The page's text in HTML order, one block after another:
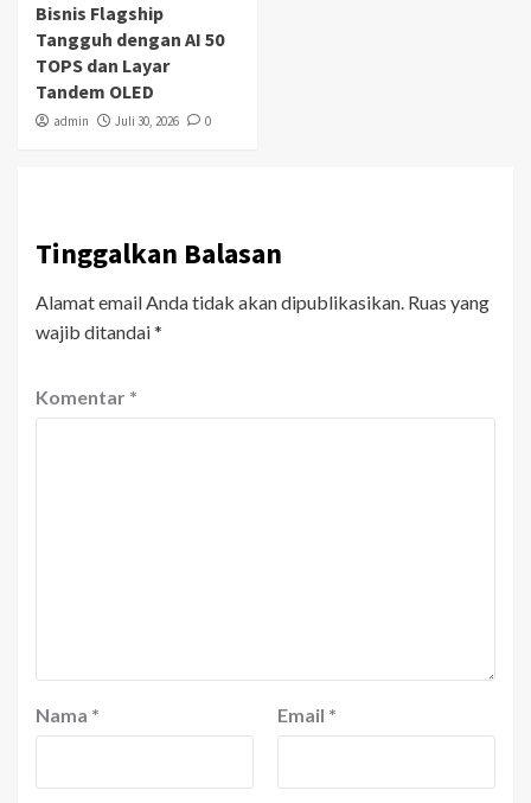
Bisnis Flagship
Tangguh dengan AI 50
TOPS dan Layar
Tandem OLED
admin Juli 30, 2026 0
Tinggalkan Balasan
Alamat email Anda tidak akan dipublikasikan. Ruas yang
wajib ditandai*
Komentar *
Nama * Email *